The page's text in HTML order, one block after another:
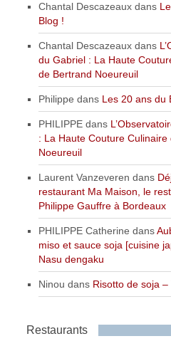
Chantal Descazeaux dans
Blog !
Chantal Descazeaux dans
du Gabriel : La Haute
de Bertrand Noeureuil
Philippe dans Les 20 ans du
PHILIPPE dans
: La Haute Couture Culinaire
Noeureuil
Laurent Vanzeveren dans
restaurant Ma Maison, le
Philippe Gauffre à Bordeaux
PHILIPPE Catherine dans
miso et sauce soja [cuisine
Nasu dengaku
Ninou dans Risotto de soja
Restaurants